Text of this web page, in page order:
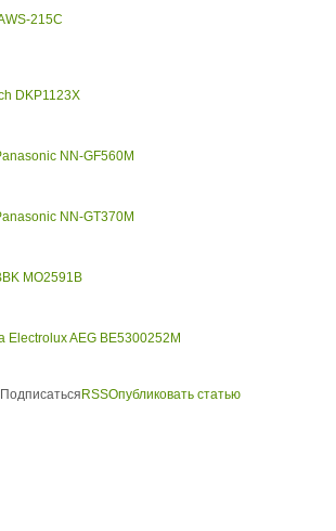
215C
DKP1123X
NN-GF560M
NN-GT370M
MO2591B
Electrolux AEG BE5300252M
Подписаться RSSОпубликовать статью